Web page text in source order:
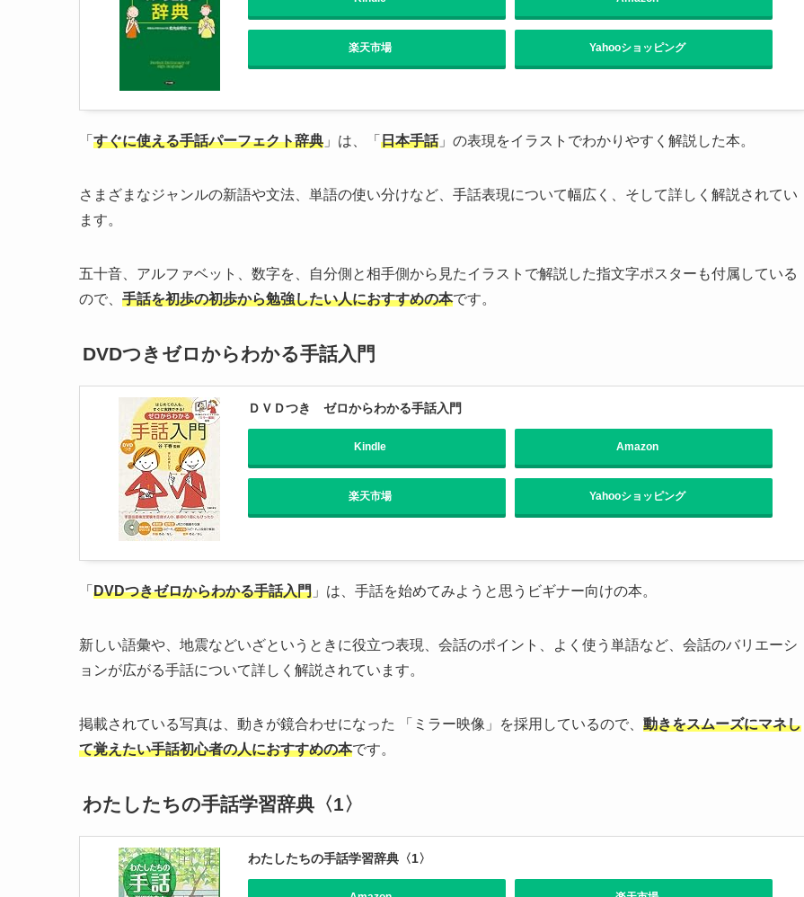
楽天市場 Yahooショッピング
「 すぐに使える手話パーフェクト辞典 」は、「 日本手話」の表現をイラストでわかりやすく解説した本。
さまざまなジャンルの新語や文法、単語の使い分けなど、手話表現について幅広く、そして詳しく解説されてい
ます。
五十音、アルファベット、数字を、自分側と相手側から見たイラストで解説した指文字ポスターも付属している
ので、 手話を初歩の初歩から勉強したい人におすすめの本です。
DVDつきゼロからわかる手話入門
ＤＶＤつき ゼロからわかる手話入門
Kindle Amazon
楽天市場 Yahooショッピング
「 DVDつきゼロからわかる手話入門 」は、手話を始めてみようと思うビギナー向けの本。
新しい語彙や、地震などいざというときに役立つ表現、会話のポイント、よく使う単語など、会話のバリエーシ
ョンが広がる手話について詳しく解説されています。
掲載されている写真は、動きが鏡合わせになった 「ミラー映像」を採用しているので、 動きをスムーズにマネし
て覚えたい手話初心者の人におすすめの本です。
わたしたちの手話学習辞典〈1〉
わたしたちの手話学習辞典〈1〉